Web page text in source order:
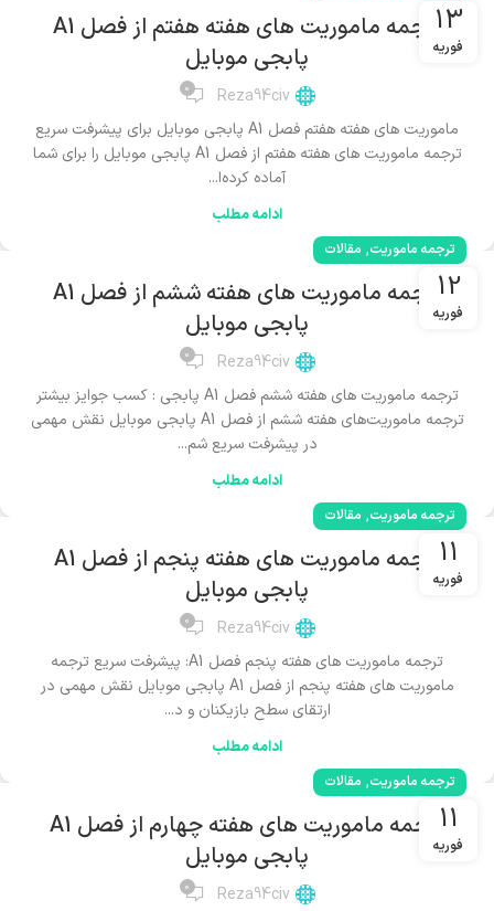
13
فوریه
ترجمه ماموریت های هفته هفتم از فصل A1
پابجی موبایل
Reza94civ
0
ماموریت های هفته هفتم فصل A1 پابجی موبایل برای پیشرفت سریع
ترجمه ماموریت های هفته هفتم از فصل A1 پابجی موبایل را برای شما
آماده کرده‌ا...
ادامه مطلب
12
فوریه
ترجمه ماموریت, مقالات
ترجمه ماموریت های هفته ششم از فصل A1
پابجی موبایل
Reza94civ
0
ترجمه ماموریت های هفته ششم فصل A1 پابجی : کسب جوایز بیشتر
ترجمه ماموریت‌های هفته ششم از فصل A1 پابجی موبایل نقش مهمی
در پیشرفت سریع شم...
ادامه مطلب
11
فوریه
ترجمه ماموریت, مقالات
ترجمه ماموریت های هفته پنجم از فصل A1
پابجی موبایل
Reza94civ
0
ترجمه ماموریت های هفته پنجم فصل A1: پیشرفت سریع ترجمه
ماموریت های هفته پنجم از فصل A1 پابجی موبایل نقش مهمی در
ارتقای سطح بازیکنان و د...
ادامه مطلب
11
فوریه
ترجمه ماموریت, مقالات
ترجمه ماموریت های هفته چهارم از فصل A1
پابجی موبایل
Reza94civ
0